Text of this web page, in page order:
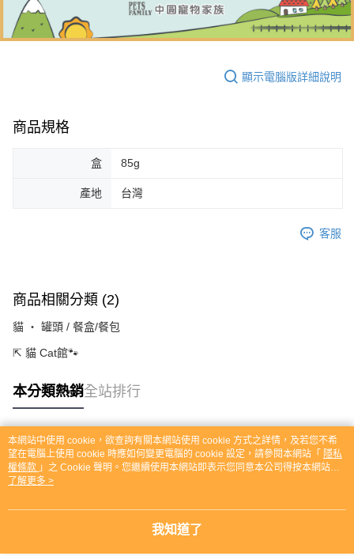
顯示電腦版詳細說明
商品規格
盒 85g
產地 台灣
客服
商品相關分類 (2)
貓 ‧ 罐頭 / 餐盒/餐包
⇱ 貓 Cat館🐾
本分類熱銷全站排行
熱門標籤
本網站中使用 cookie，欲查詢有關本網站使用 cookie 方式之詳情，及若您不希
望在電腦上使用 cookie 時應如何變更電腦的 cookie 設定，請參閱本網站「 隱私
權條款 」之 Cookie 聲明。您繼續使用本網站即表示您同意本公司得按本網站使
用條款之 Cookie 聲明使用 cookie。
了解更多 >
我知道了